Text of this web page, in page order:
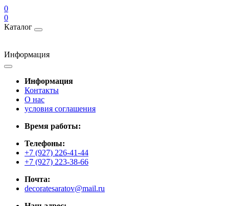
0
0
Каталог
Информация
Информация
Контакты
О нас
условия соглашения
Время работы:
Телефоны:
+7 (927) 226-41-44
+7 (927) 223-38-66
Почта:
decoratesaratov@mail.ru